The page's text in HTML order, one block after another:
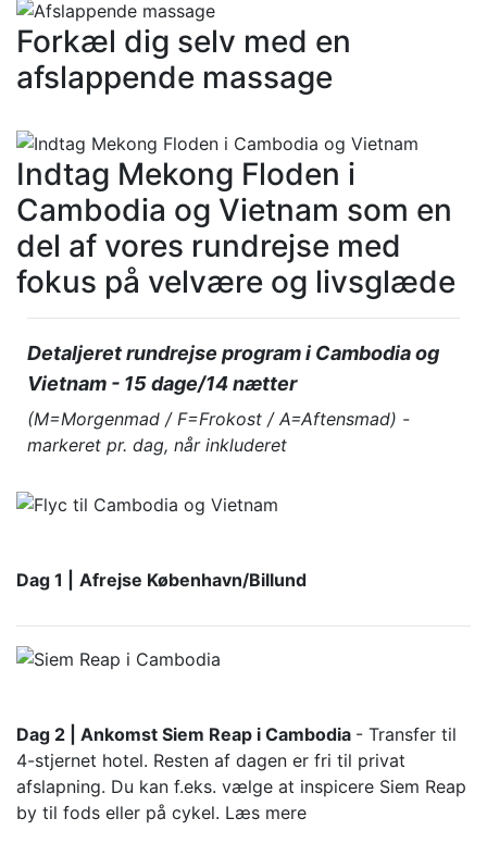
Forkæl dig selv med en
afslappende massage
Indtag Mekong Floden i
Cambodia og Vietnam som en
del af vores rundrejse med
fokus på velvære og livsglæde
Detaljeret rundrejse program i Cambodia og
Vietnam - 15 dage/14 nætter
(M=Morgenmad / F=Frokost / A=Aftensmad) -
markeret pr. dag, når inkluderet
Dag 1 | Afrejse København/Billund
Dag 2 | Ankomst Siem Reap i Cambodia - Transfer til
4-stjernet hotel. Resten af dagen er fri til privat
afslapning. Du kan f.eks. vælge at inspicere Siem Reap
by til fods eller på cykel. Læs mere